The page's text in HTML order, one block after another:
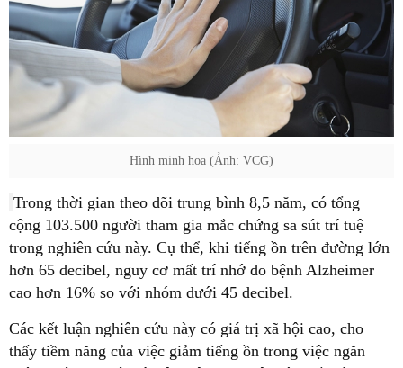
Hình minh họa (Ảnh: VCG)
Trong thời gian theo dõi trung bình 8,5 năm, có tổng
cộng 103.500 người tham gia mắc chứng sa sút trí tuệ
trong nghiên cứu này. Cụ thể, khi tiếng ồn trên đường lớn
hơn 65 decibel, nguy cơ mất trí nhớ do bệnh Alzheimer
cao hơn 16% so với nhóm dưới 45 decibel.
Các kết luận nghiên cứu này có giá trị xã hội cao, cho
thấy tiềm năng của việc giảm tiếng ồn trong việc ngăn